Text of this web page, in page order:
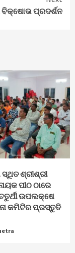
ପ୍ରଦର୍ଶନ
ସ୍ଥିତ ଶ୍ରୀଶ୍ରୀ
ପୀଠ ଠାରେ
ଉପଲକ୍ଷେ
କମିଟିର ପ୍ରସ୍ତୁତି